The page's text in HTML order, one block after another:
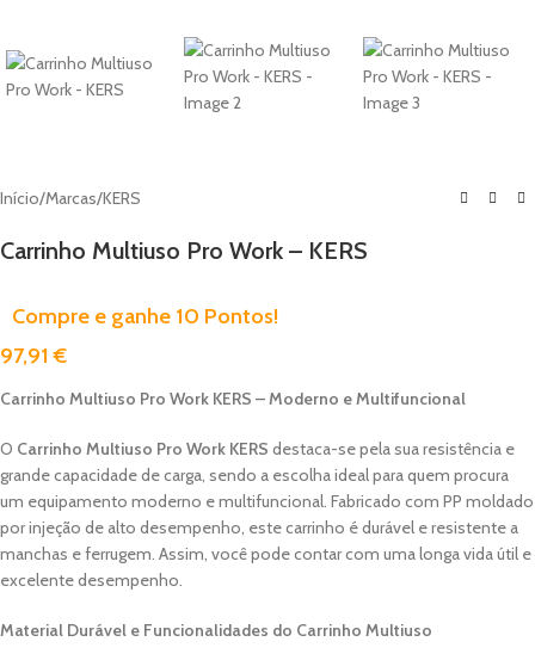
Início/Marcas/KERS
Carrinho Multiuso Pro Work – KERS
Compre e ganhe 10 Pontos!
97,91€
Carrinho Multiuso Pro Work KERS – Moderno e Multifuncional
O Carrinho Multiuso Pro Work KERS destaca-se pela sua resistência e
grande capacidade de carga, sendo a escolha ideal para quem procura
um equipamento moderno e multifuncional. Fabricado com PP moldado
por injeção de alto desempenho, este carrinho é durável e resistente a
manchas e ferrugem. Assim, você pode contar com uma longa vida útil e
excelente desempenho.
Material Durável e Funcionalidades do Carrinho Multiuso